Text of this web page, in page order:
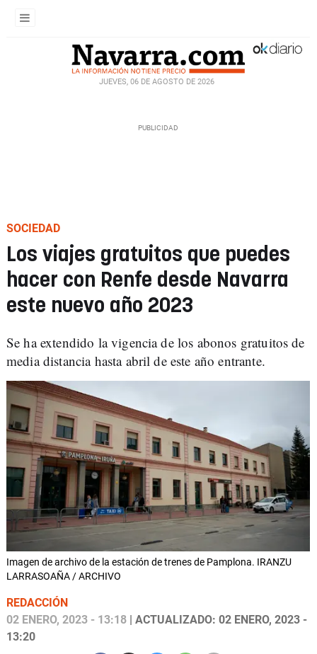
JUEVES, 06 DE AGOSTO DE 2026
SOCIEDAD
Los viajes gratuitos que puedes
hacer con Renfe desde Navarra
este nuevo año 2023
Se ha extendido la vigencia de los abonos gratuitos de
media distancia hasta abril de este año entrante.
Imagen de archivo de la estación de trenes de Pamplona. IRANZU
LARRASOAÑA / ARCHIVO
REDACCIÓN
02 ENERO, 2023 - 13:18 | ACTUALIZADO: 02 ENERO, 2023 -
13:20